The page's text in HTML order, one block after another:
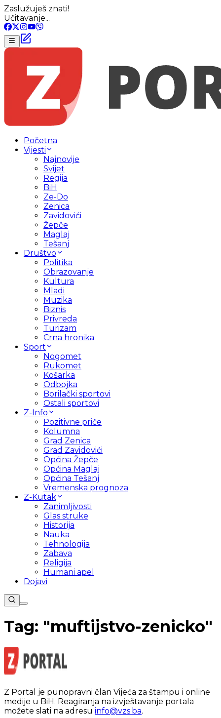
Zaslužuješ znati!
Učitavanje...
Početna
Vijesti
Najnovije
Svijet
Regija
BiH
Ze-Do
Zenica
Zavidovići
Žepče
Maglaj
Tešanj
Društvo
Politika
Obrazovanje
Kultura
Mladi
Muzika
Biznis
Privreda
Turizam
Crna hronika
Sport
Nogomet
Rukomet
Košarka
Odbojka
Borilački sportovi
Ostali sportovi
Z-Info
Pozitivne priče
Kolumna
Grad Zenica
Grad Zavidovići
Općina Žepče
Općina Maglaj
Općina Tešanj
Vremenska prognoza
Z-Kutak
Zanimljivosti
Glas struke
Historija
Nauka
Tehnologija
Zabava
Religija
Humani apel
Dojavi
Tag: "muftijstvo-zenicko"
Z Portal je punopravni član Vijeća za štampu i online
medije u BiH. Reagiranja na izvještavanje portala
možete slati na adresu info@vzs.ba.